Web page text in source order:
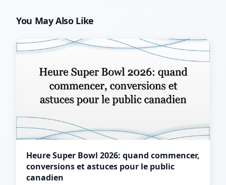
You May Also Like
Heure Super Bowl 2026: quand commencer,
conversions et astuces pour le public
canadien